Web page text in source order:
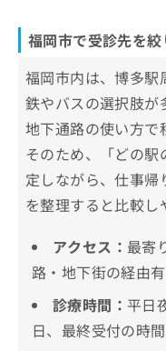
福岡市で受診先を
福岡市内は、博多駅
鉄やバスの選択肢が
地下通路の使い方で
そのため、「どの
定しながら、仕事
を整理すると比較し
アクセス： 最寄
路・地下街の経由
診療時間： 平日
日、最終受付の時